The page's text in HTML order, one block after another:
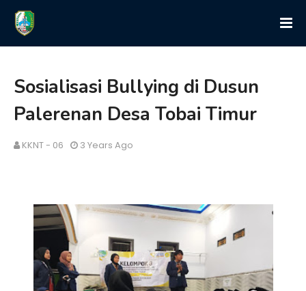
Sosialisasi Bullying di Dusun
Palerenan Desa Tobai Timur
KKNT - 06 3 Years Ago